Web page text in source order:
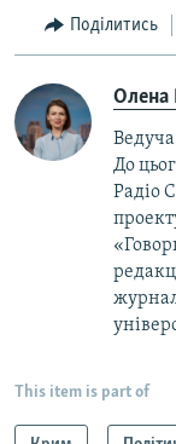
Поділитись
Олена
Ведуча
До
Радіо
This item is part of